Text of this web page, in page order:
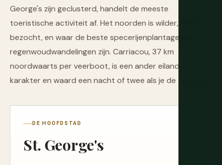
George's zijn geclusterd, handelt de meeste
toeristische activiteit af. Het noorden is wilder, minder
bezocht, en waar de beste specerijenplantages en
regenwoudwandelingen zijn. Carriacou, 37 km
noordwaarts per veerboot, is een ander eiland in
karakter en waard een nacht of twee als je de tijd hebt.
DE HOOFDSTAD
St. George's